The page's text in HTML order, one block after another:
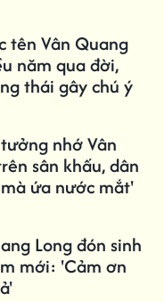
tên Vân Quang
năm qua đời,
thái gây chú ý
nhớ Vân
sân khấu, dân
ứa nước mắt'
Long đón sinh
mới: 'Cảm ơn